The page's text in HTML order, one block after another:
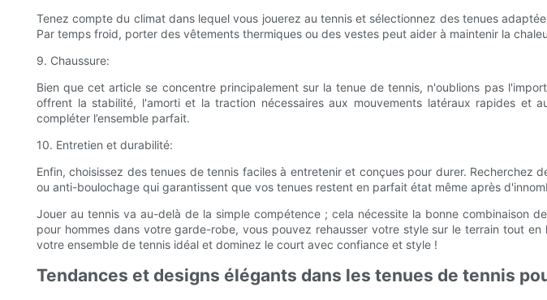
Tenez compte du climat dans lequel vous jouerez au tennis et sélectionnez des tenues
Par temps froid, porter des vêtements thermiques ou des vestes peut aider à maintenir la
9. Chaussure:
Bien que cet article se concentre principalement sur la tenue de tennis, n'oublions pas
offrent la stabilité, l'amorti et la traction nécessaires aux mouvements latéraux rapides et
compléter l’ensemble parfait.
10. Entretien et durabilité:
Enfin, choisissez des tenues de tennis faciles à entretenir et conçues pour durer.
ou anti-boulochage qui garantissent que vos tenues restent en parfait état même après
Jouer au tennis va au-delà de la simple compétence ; cela nécessite la bonne combinaison
pour hommes dans votre garde-robe, vous pouvez rehausser votre style sur le terrain tout
votre ensemble de tennis idéal et dominez le court avec confiance et style !
Tendances et designs élégants dans les tenues de tennis